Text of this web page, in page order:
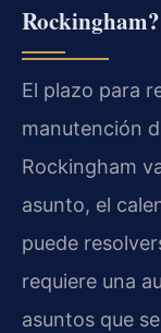
Rockingham?
El plazo para
manutención
Rockingham
asunto, el
puede
requiere una
asuntos que